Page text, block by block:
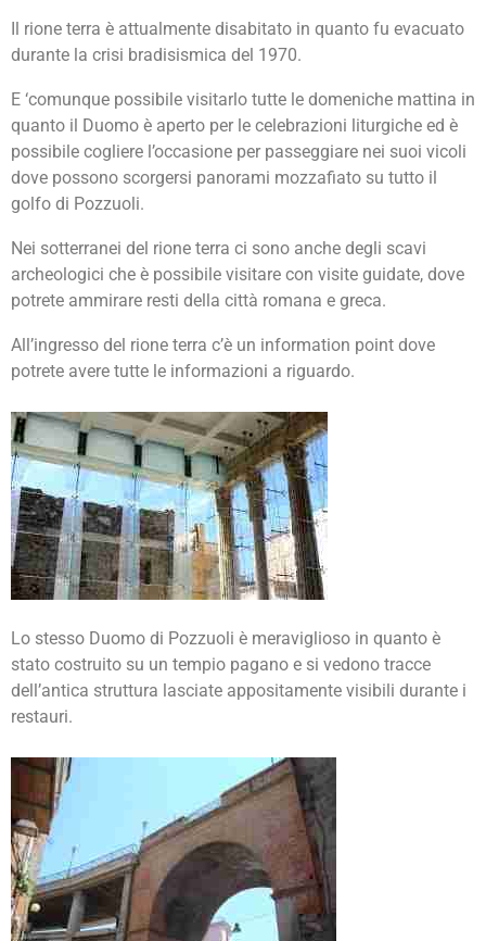
Il rione terra è attualmente disabitato in quanto fu evacuato
durante la crisi bradisismica del 1970.
E ‘comunque possibile visitarlo tutte le domeniche mattina in
quanto il Duomo è aperto per le celebrazioni liturgiche ed è
possibile cogliere l’occasione per passeggiare nei suoi vicoli
dove possono scorgersi panorami mozzafiato su tutto il
golfo di Pozzuoli.
Nei sotterranei del rione terra ci sono anche degli scavi
archeologici che è possibile visitare con visite guidate, dove
potrete ammirare resti della città romana e greca.
All’ingresso del rione terra c’è un information point dove
potrete avere tutte le informazioni a riguardo.
Lo stesso Duomo di Pozzuoli è meraviglioso in quanto è
stato costruito su un tempio pagano e si vedono tracce
dell’antica struttura lasciate appositamente visibili durante i
restauri.